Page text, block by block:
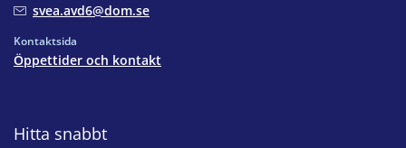
svea.avd6@dom.se
Kontaktsida
Öppettider och kontakt
Hitta snabbt